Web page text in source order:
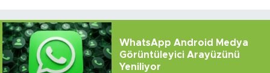
WhatsApp Android Medya
Görüntüleyici Arayüzünü
Yeniliyor